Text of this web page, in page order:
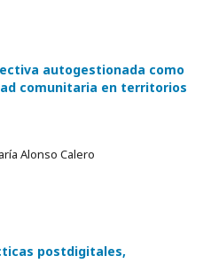
autogestionada como
comunitaria en territorios
Alonso Calero
postdigitales,